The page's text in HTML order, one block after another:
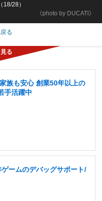
《photo by DUCATI》
18/28）
る
族も安心 創業50年以上の
手活躍中
ームのデバッグサポート/